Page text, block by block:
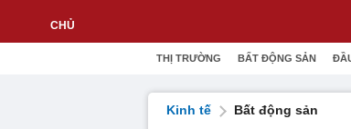
THỊ TRƯỜNG BẤT ĐỘNG SẢN
Kinh tế Bất động sản